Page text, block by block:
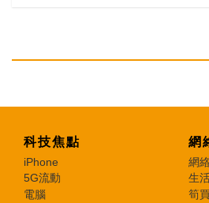
科技焦點
iPhone
5G流動
電腦
網
網
生
筍